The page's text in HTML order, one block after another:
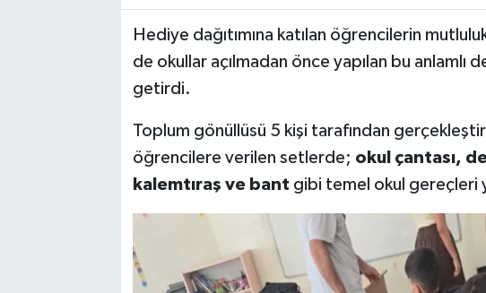
Hediye dağıtımına katılan öğrencilerin
de okullar açılmadan önce yapılan bu
getirdi.
Toplum gönüllüsü 5 kişi tarafından
öğrencilere verilen setlerde; okul çantası,
kalemtıraş ve bant gibi temel okul gereçleri